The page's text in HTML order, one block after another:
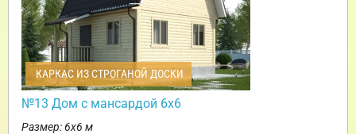
КАРКАС ИЗ СТРОГАНОЙ ДОСКИ
№13 Дом с мансардой 6х6
Размер: 6х6 м